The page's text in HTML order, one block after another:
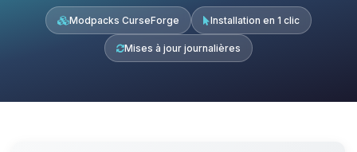
Modpacks CurseForge Installation en 1 clic
Mises à jour journalières